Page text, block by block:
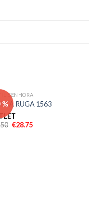
%
SENHORA
RUGA 1563
€28.75